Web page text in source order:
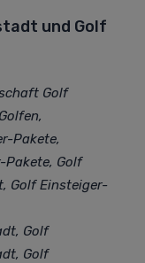
und Golf
Golf
Pakete,
Pakete, Golf
Golf Einsteiger-
Golf
Golf